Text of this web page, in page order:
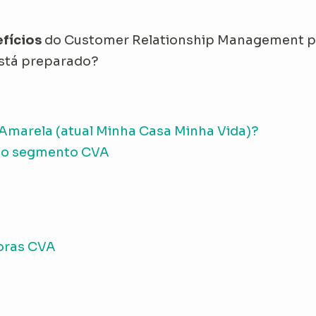
do Customer Relationship Management
preparado?
(atual Minha Casa Minha Vida)?
segmento CVA
CVA